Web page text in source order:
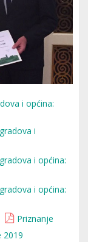
i općina:
i
i općina:
i općina:
Priznanje
2019